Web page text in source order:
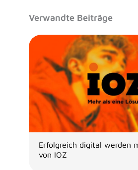
Verwandte Beiträge
Erfolgreich digital werden
von IOZ